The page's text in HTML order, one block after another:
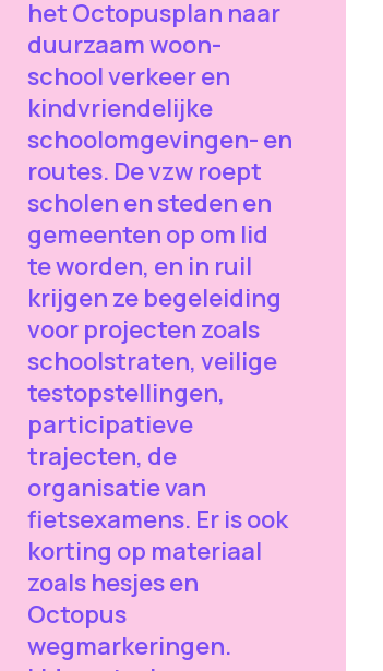
het Octopusplan naar
duurzaam woon-
school verkeer en
kindvriendelijke
schoolomgevingen- en
routes. De vzw roept
scholen en steden en
gemeenten op om lid
te worden, en in ruil
krijgen ze begeleiding
voor projecten zoals
schoolstraten, veilige
testopstellingen,
participatieve
trajecten, de
organisatie van
fietsexamens. Er is ook
korting op materiaal
zoals hesjes en
Octopus
wegmarkeringen.